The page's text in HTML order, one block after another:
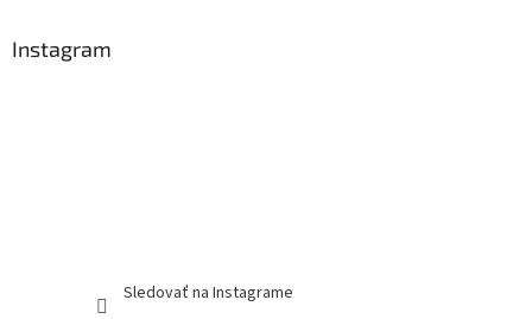
Instagram
Sledovať na Instagrame